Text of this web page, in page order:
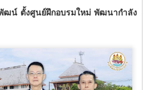
ฒน์ ตั้งศูนย์ฝึกอบรมใหม่ พัฒนากำลัง